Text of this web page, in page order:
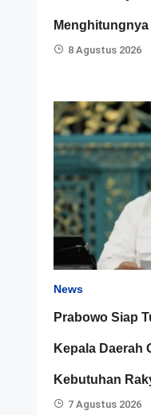
Menghitungnya
8 Agustus 2026
News
Prabowo Siap
Kepala Daerah
Kebutuhan
7 Agustus 2026